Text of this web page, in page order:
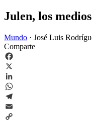
Julen, los
Mundo · José Luis
Comparte
Facebook
X
LinkedIn
WhatsApp
Telegram
Email